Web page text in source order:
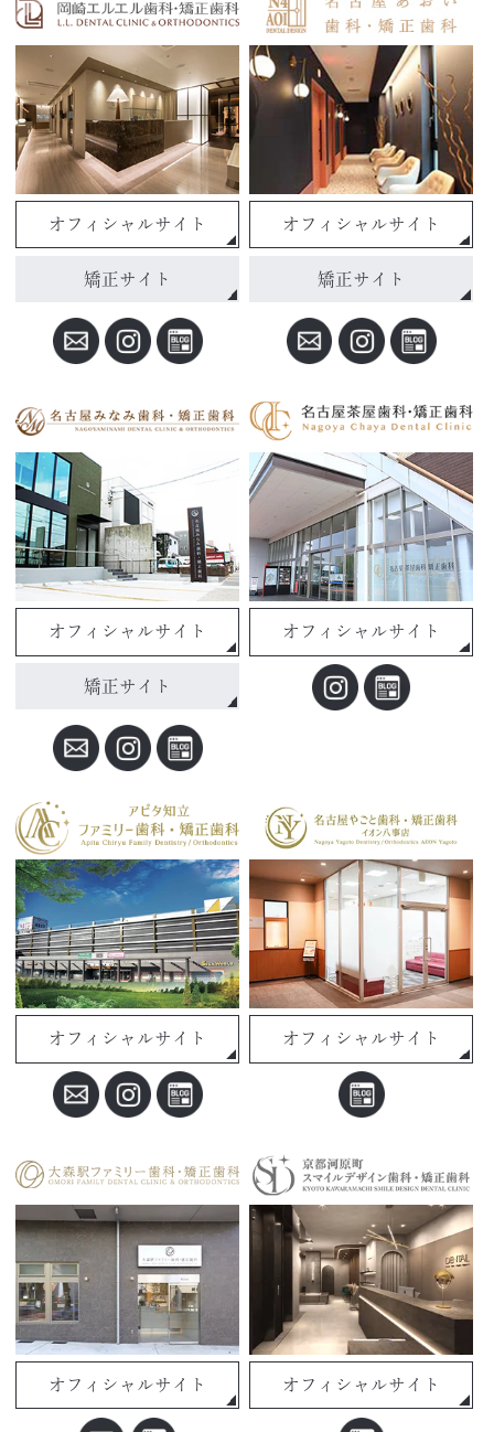
オフィシャルサイト
矯正サイト
オフィシャルサイト
矯正サイト
オフィシャルサイト
矯正サイト
オフィシャルサイト
オフィシャルサイト オフィシャルサイト
オフィシャルサイト オフィシャルサイト